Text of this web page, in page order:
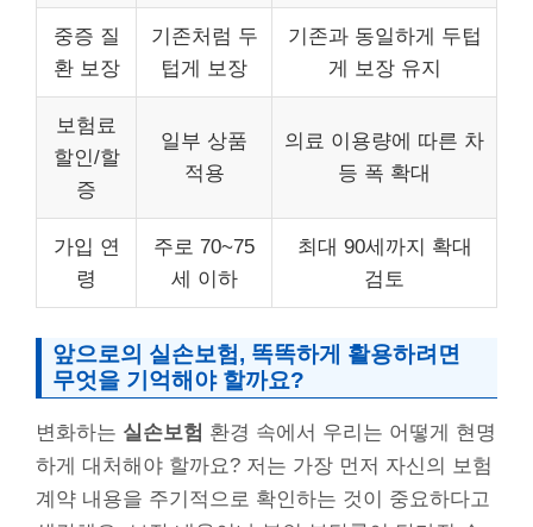
중증 질
환 보장
기존처럼 두
텁게 보장
기존과 동일하게 두텁
게 보장 유지
보험료
할인/할
증
일부 상품
적용
의료 이용량에 따른 차
등 폭 확대
가입 연
령
주로 70~75
세 이하
최대 90세까지 확대
검토
앞으로의 실손보험, 똑똑하게 활용하려면
무엇을 기억해야 할까요?
변화하는 실손보험 환경 속에서 우리는 어떻게 현명
하게 대처해야 할까요? 저는 가장 먼저 자신의 보험
계약 내용을 주기적으로 확인하는 것이 중요하다고